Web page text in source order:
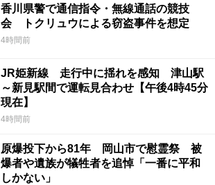
香川県警で通信指令・無線通話の競技
会 トクリュウによる窃盗事件を想定
4時間前
JR姫新線 走行中に揺れを感知 津山駅
～新見駅間で運転見合わせ【午後4時45分
現在】
4時間前
原爆投下から81年 岡山市で慰霊祭 被
爆者や遺族が犠牲者を追悼「一番に平和
しかない」